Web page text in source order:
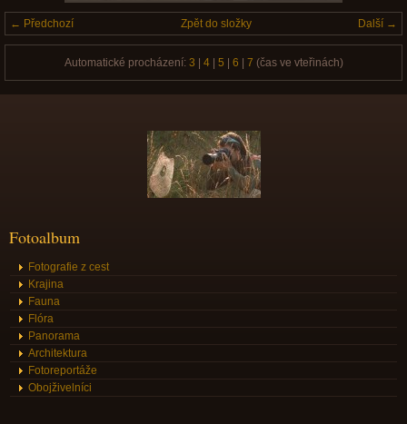
← Předchozí Další →
Zpět do složky
Automatické procházení: 3 4| 5 6 7 (čas ve vteřinách)
Fotoalbum
Fotografie z cest
Krajina
Fauna
Flóra
Panorama
Architektura
Fotoreportáže
Obojživelníci